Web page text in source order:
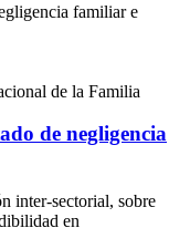
familiar e
de la Familia
de negligencia
inter-sectorial, sobre
en